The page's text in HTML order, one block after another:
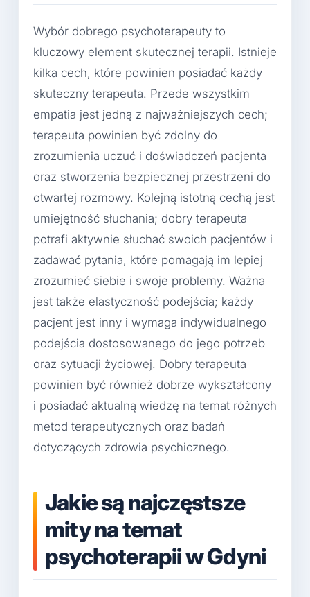
Wybór dobrego psychoterapeuty to
kluczowy element skutecznej terapii. Istnieje
kilka cech, które powinien posiadać każdy
skuteczny terapeuta. Przede wszystkim
empatia jest jedną z najważniejszych cech;
terapeuta powinien być zdolny do
zrozumienia uczuć i doświadczeń pacjenta
oraz stworzenia bezpiecznej przestrzeni do
otwartej rozmowy. Kolejną istotną cechą jest
umiejętność słuchania; dobry terapeuta
potrafi aktywnie słuchać swoich pacjentów i
zadawać pytania, które pomagają im lepiej
zrozumieć siebie i swoje problemy. Ważna
jest także elastyczność podejścia; każdy
pacjent jest inny i wymaga indywidualnego
podejścia dostosowanego do jego potrzeb
oraz sytuacji życiowej. Dobry terapeuta
powinien być również dobrze wykształcony
i posiadać aktualną wiedzę na temat różnych
metod terapeutycznych oraz badań
dotyczących zdrowia psychicznego.
Jakie są najczęstsze
mity na temat
psychoterapii w Gdyni